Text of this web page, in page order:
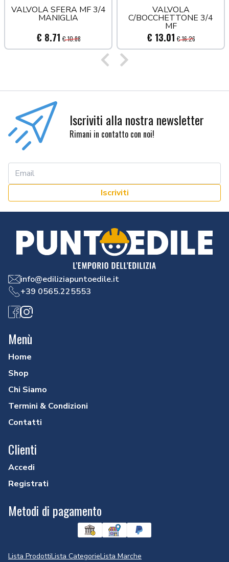
VALVOLA SFERA MF 3/4
MANIGLIA
€ 8.71 € 10.88
VALVOLA
C/BOCCHETTONE 3/4
MF
€ 13.01 € 16.26
Iscriviti alla nostra newsletter
Rimani in contatto con noi!
Iscriviti
info@ediliziapuntoedile.it
+39 0565.225553
Facebook
Instagram
Menù
Home
Shop
Chi Siamo
Termini & Condizioni
Contatti
Clienti
Accedi
Registrati
Metodi di pagamento
Lista ProdottiLista CategorieLista Marche